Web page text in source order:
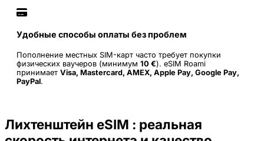
Удобные способы оплаты без проблем
Пополнение местных SIM-карт часто требует покупки
физических ваучеров (минимум 10 €). eSIM Roami
принимает Visa, Mastercard, AMEX, Apple Pay, Google Pay,
PayPal.
Лихтенштейн eSIM : реальная